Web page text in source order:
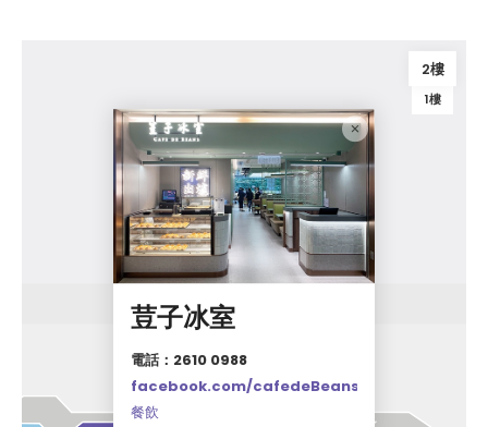
荳子冰室
電話：2610 0988
facebook.com/cafedeBeansHK/
餐飲
2樓
1樓